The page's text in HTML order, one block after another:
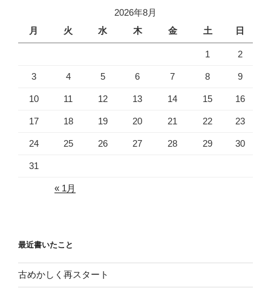
2026年8月
月
火 水 木 金 土 日
1 2
3 4 5 6 7 8 9
10 11 12 13 14 15 16
17 18 19 20 21 22 23
24 25 26 27 28 29 30
31
« 1月
最近書いたこと
古めかしく再スタート